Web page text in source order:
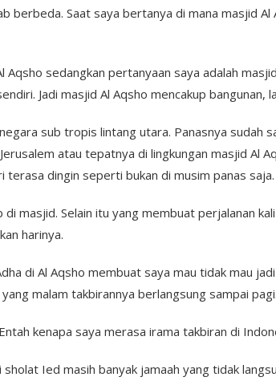
berbeda. Saat saya bertanya di mana masjid
Aqsho sedangkan pertanyaan saya adalah
Jadi masjid Al Aqsho mencakup
sub tropis lintang utara. Panasnya
atau tepatnya di lingkungan masjid Al
terasa dingin seperti bukan di musim panas
masjid. Selain itu yang membuat perjalanan
harinya.
di Al Aqsho membuat saya mau tidak mau
malam takbirannya berlangsung sampai pagi.
kenapa saya merasa irama takbiran di
Ied masih banyak jamaah yang tidak